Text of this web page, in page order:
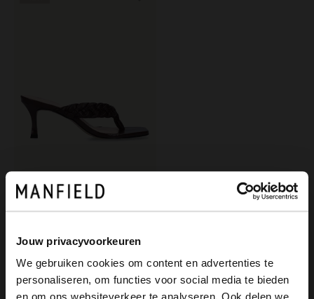
Jouw privacyvoorkeuren
We gebruiken cookies om content en advertenties te
personaliseren, om functies voor social media te bieden
Manfield
Braune Sandaletten in Flecht-Optik